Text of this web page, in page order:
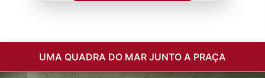
UMA QUADRA DO MAR JUNTO A PRAÇA